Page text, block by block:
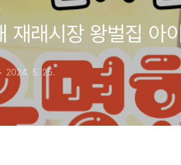
재래시장 왕벌집 아
2024. 5. 25.